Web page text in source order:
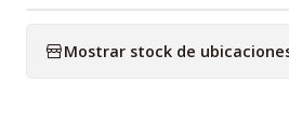
Mostrar stock de